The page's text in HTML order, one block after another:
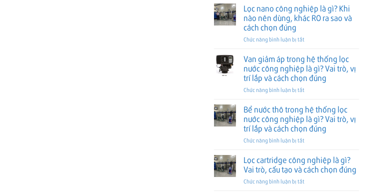
Vai
trò,
vị
lắp
cách
chọn
đúng
công
nghiệp
là
Vai
vị
trí
lắp
và
cách
đúng
áp
lực
trong
thống
nước
công
nghiệp
là
gì?
trò,
vị
trí
lắp
và
chọn
đúng
Lọc nano công nghiệp là gì? Khi
nào nên dùng, khác RO ra sao và
cách chọn đúng
Chức năng bình luận bị tắtở
nano
công
nghiệp
là
gì?
nào
nên
dùng,
khác
RO
sao
và
cách
chọn
Van giảm áp trong hệ thống lọc
nước công nghiệp là gì? Vai trò, vị
trí lắp và cách chọn đúng
Chức năng bình luận bị tắtở
giảm
áp
trong
hệ
thống
nước
công
nghiệp
là
Bể nước thô trong hệ thống lọc
nước công nghiệp là gì? Vai trò, vị
trí lắp và cách chọn đúng
Chức năng bình luận bị tắtở
nước
thô
trong
hệ
Lọc cartridge công nghiệp là gì?
Vai trò, cấu tạo và cách chọn đúng
Chức năng bình luận bị tắtở